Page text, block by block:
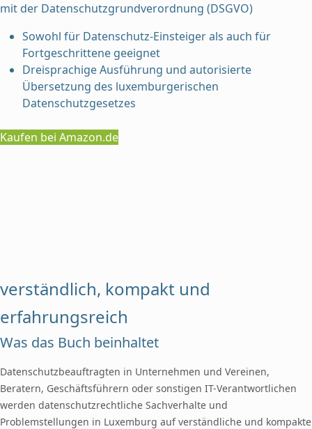
mit der Datenschutzgrundverordnung (DSGVO)
Sowohl für Datenschutz-Einsteiger als auch für
Fortgeschrittene geeignet
Dreisprachige Ausführung und autorisierte
Übersetzung des luxemburgerischen
Datenschutzgesetzes
Kaufen bei Amazon.de
verständlich, kompakt und
erfahrungsreich
Was das Buch beinhaltet
Datenschutzbeauftragten in Unternehmen und Vereinen,
Beratern, Geschäftsführern oder sonstigen IT-Verantwortlichen
werden datenschutzrechtliche Sachverhalte und
Problemstellungen in Luxemburg auf verständliche und kompakte